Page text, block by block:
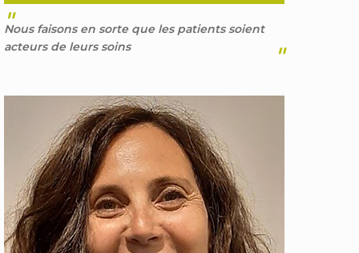
"
Nous faisons en sorte que les patients soient
acteurs de leurs soins
"